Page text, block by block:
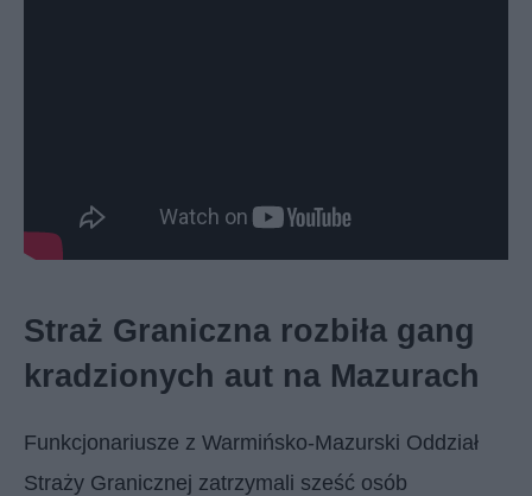
Straż Graniczna rozbiła gang
kradzionych aut na Mazurach
Funkcjonariusze z Warmińsko-Mazurski Oddział
Straży Granicznej zatrzymali sześć osób